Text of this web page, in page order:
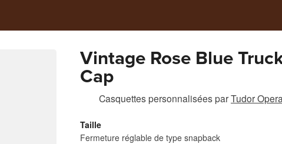
Vintage Rose Blue
Cap
Casquettes personnaliséesparTudor
Taille
Fermeture réglable de type snapback